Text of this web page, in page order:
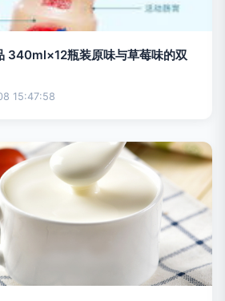
340ml×12瓶装原味与草莓味的双
15:47:58